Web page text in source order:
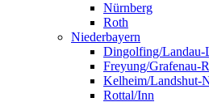
Nürnberg
Roth
Niederbayern
Dingolfing/Landau-
Freyung/Grafenau-
Kelheim/Landshut-
Rottal/Inn